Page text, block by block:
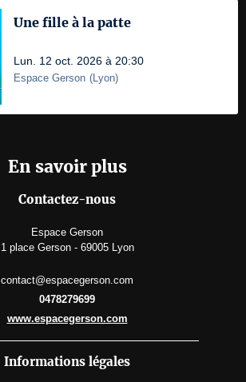
Une fille à la patte
Lun. 12 oct. 2026 à 20:30
Espace Gerson (Lyon)
En savoir plus
Contactez-nous
Espace Gerson
1 place Gerson - 69005 Lyon
contact@espacegerson.com
0478279699
www.espacegerson.com
Informations légales